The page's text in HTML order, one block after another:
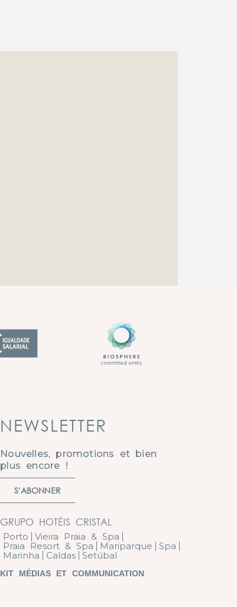
NEWSLETTER
Nouvelles, promotions et bien
plus encore !
S'ABONNER
GRUPO HOTÉIS CRISTAL
Porto
Vieira Praia & Spa
Praia Resort & Spa
Mariparque
Spa
Marinha
Caldas Setúbal
KIT MÉDIAS ET COMMUNICATION